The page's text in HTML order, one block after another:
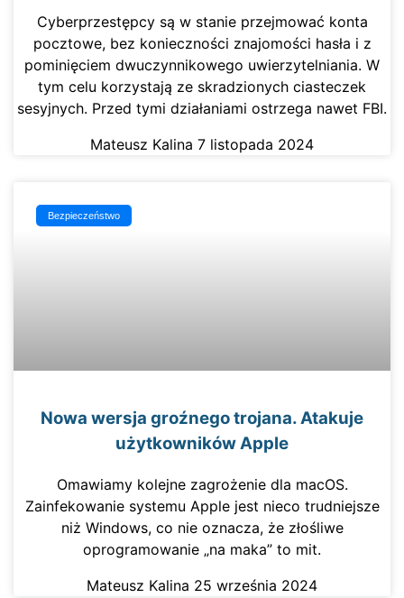
Cyberprzestępcy są w stanie przejmować konta
pocztowe, bez konieczności znajomości hasła i z
pominięciem dwuczynnikowego uwierzytelniania. W
tym celu korzystają ze skradzionych ciasteczek
sesyjnych. Przed tymi działaniami ostrzega nawet FBI.
Mateusz Kalina 7 listopada 2024
Bezpieczeństwo
Nowa wersja groźnego trojana. Atakuje
użytkowników Apple
Omawiamy kolejne zagrożenie dla macOS.
Zainfekowanie systemu Apple jest nieco trudniejsze
niż Windows, co nie oznacza, że złośliwe
oprogramowanie „na maka” to mit.
Mateusz Kalina 25 września 2024